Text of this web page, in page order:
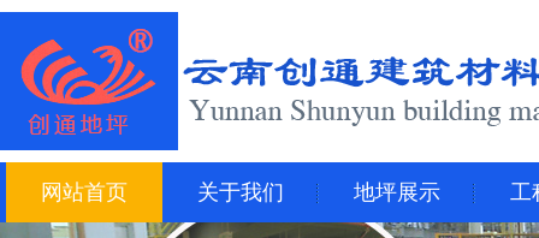
网站首页 关于我们 地坪展示 工